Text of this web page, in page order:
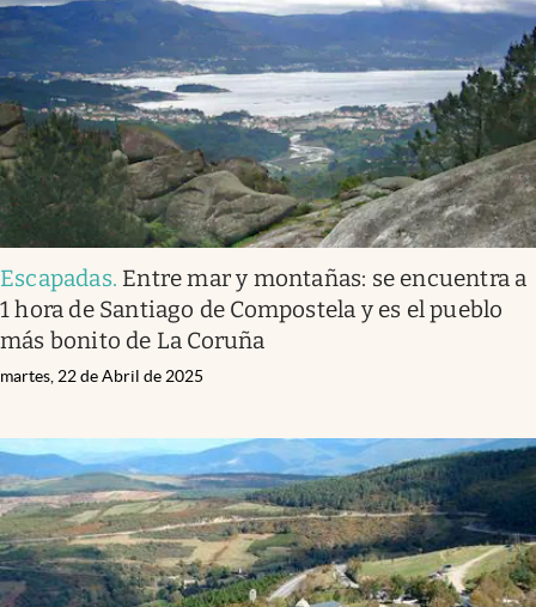
Escapadas. Entre mar y montañas: se encuentra a
1 hora de Santiago de Compostela y es el pueblo
más bonito de La Coruña
martes, 22 de Abril de 2025